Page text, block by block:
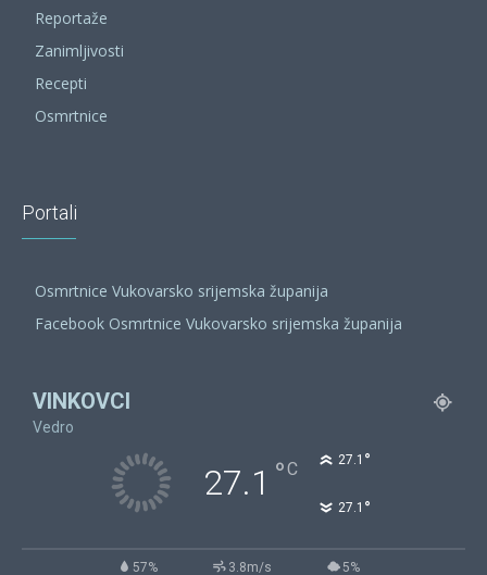
Reportaže
Zanimljivosti
Recepti
Osmrtnice
Portali
Osmrtnice Vukovarsko srijemska županija
Facebook Osmrtnice Vukovarsko srijemska županija
VINKOVCI
Vedro
27.1 °C 27.1 °
27.1 °
57% 3.8m/s 5%